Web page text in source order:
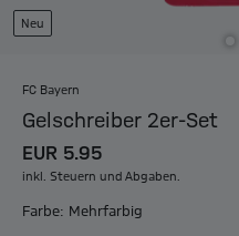
Neu
FC Bayern
Gelschreiber 2er-Set
EUR 5.95
inkl. Steuern und Abgaben.
Farbe: Mehrfarbig